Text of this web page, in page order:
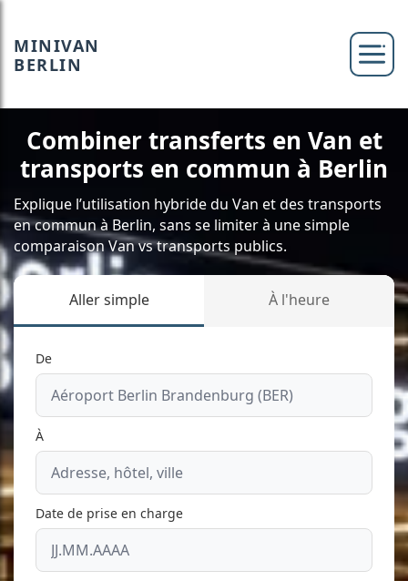
MINIVAN
BERLIN
Combiner transferts en Van et
transports en commun à Berlin
Explique l’utilisation hybride du Van et des transports
en commun à Berlin, sans se limiter à une simple
comparaison Van vs transports publics.
Aller simple À l'heure
De
À
Date de prise en charge